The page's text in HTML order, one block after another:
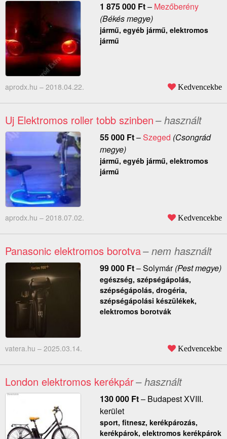
1 875 000 Ft– Mezőberény
(Békés megye)
jármű, egyéb jármű, elektromos
jármű
aprodx.hu – 2018.04.22. Kedvencekbe
Uj Elektromos roller tobb szinben– használt
55 000 Ft–Szeged (Csongrád
megye)
jármű, egyéb jármű, elektromos
jármű
aprodx.hu – 2018.07.02. Kedvencekbe
Panasonic elektromos borotva– nem használt
99 000 Ft–Solymár(Pest megye)
egészség, szépségápolás,
szépségápolás, drogéria,
szépségápolási készülékek,
elektromos borotvák
vatera.hu – 2025.03.14. Kedvencekbe
London elektromos kerékpár– használt
130 000 Ft– Budapest XVIII.
kerület
sport, fitnesz, kerékpározás,
kerékpárok, elektromos kerékpárok